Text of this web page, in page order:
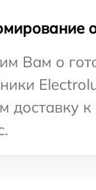
о
Вам о
доставку